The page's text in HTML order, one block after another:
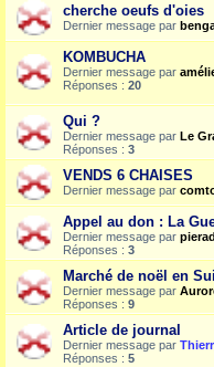
cherche oeufs d'oies
Dernier message par
KOMBUCHA
Dernier message par
Réponses : 20
Qui ?
Dernier message par Le
Réponses : 3
VENDS 6 CHAISES
Dernier message par
Appel au don : La
Dernier message par
Réponses : 3
Marché de noël en
Dernier message par
Réponses : 9
Article de journal
Dernier message par
Réponses : 5